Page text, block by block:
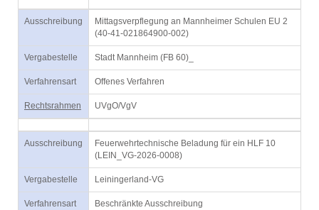
Ausschreibung
Mittagsverpflegung an Mannheimer Schulen EU 2
(40-41-021864900-002)
Vergabestelle Stadt Mannheim (FB 60)_
Verfahrensart Offenes Verfahren
Rechtsrahmen UVgO/VgV
Ausschreibung
Feuerwehrtechnische Beladung für ein HLF 10
(LEIN_VG-2026-0008)
Vergabestelle Leiningerland-VG
Verfahrensart Beschränkte Ausschreibung